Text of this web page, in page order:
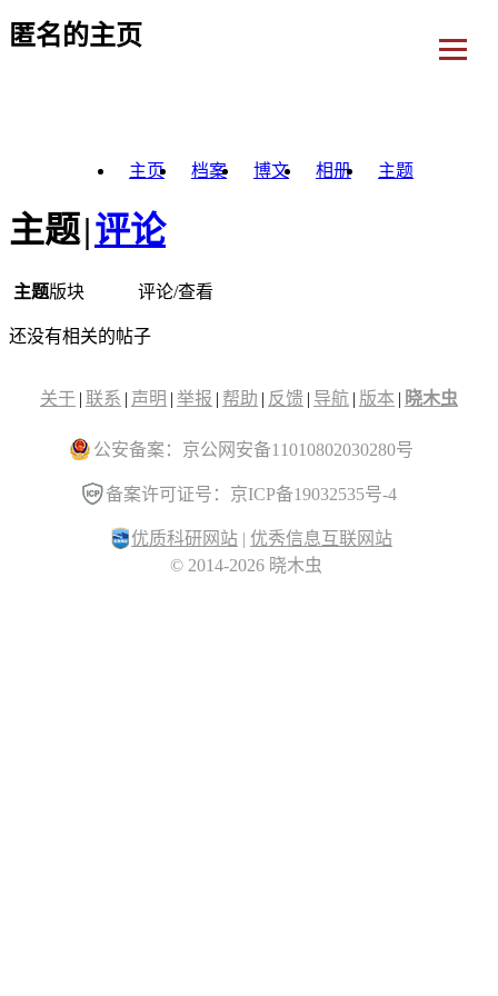
匿名的主页
主页 档案 博文 相册 主题
主题|评论
主题版块 评论/查看
还没有相关的帖子
关于 | 联系 | 声明 | 举报 | 帮助 | 反馈 | 导航 | 版本 | 晓木虫
公安备案：京公网安备11010802030280号
备案许可证号：京ICP备19032535号-4
优质科研网站 | 优秀信息互联网站
© 2014-2026 晓木虫